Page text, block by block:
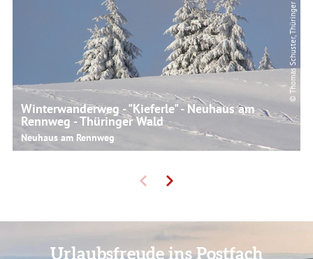
Winterwanderweg - "Kieferle" - Neuhaus am
Rennweg - Thüringer Wald
Neuhaus am Rennweg
© Thomas Schuster, Thüringer Wald
Urlaubsfreude ins Postfach